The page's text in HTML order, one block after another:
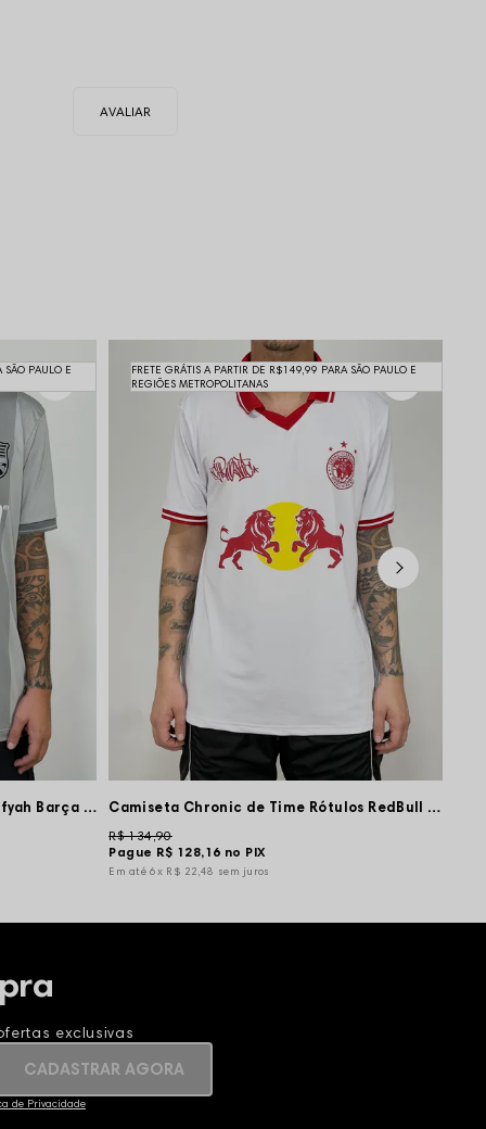
SÃO PAULO E
Camiseta Chronic de Time Spotifyah Barça Chave 6 - Cinza
FRETE GRÁTIS A PARTIR DE R$149,99 PARA SÃO PAULO E
REGIÕES METROPOLITANAS
Camiseta Chronic de Time Rótulos RedBull 9 - Branca
Pague R$ 128,16 no PIX
R$ 134,90
6x R$ 22,48 sem juros
exclusivas
CADASTRAR AGORA
de Privacidade